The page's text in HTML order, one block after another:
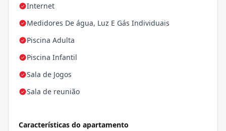
Internet
Medidores De água, Luz E Gás Individuais
Piscina Adulta
Piscina Infantil
Sala de Jogos
Sala de reunião
Características do apartamento